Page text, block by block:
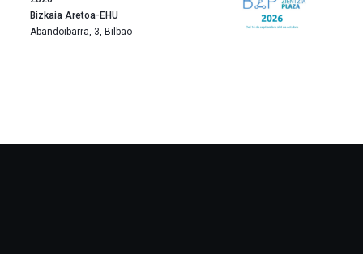
más,
Bilbao
la
Bizkaia Aretoa-EHU
Abandoibarra, 3, Bilbao